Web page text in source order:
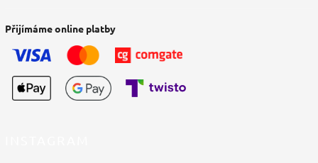
Přijímáme online platby